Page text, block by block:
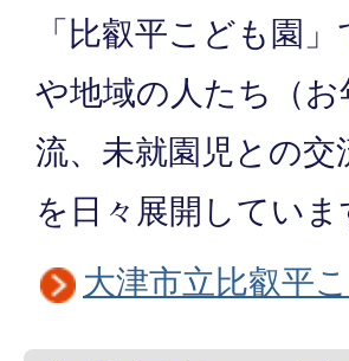
「比叡平こども園
や地域の人たち（
流、未就園児との
を日々展開していま
大津市立比叡平